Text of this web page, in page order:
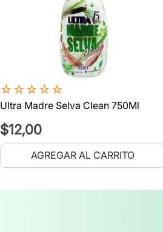
☆☆☆☆☆
Ultra Madre Selva Clean 750Ml
$12,00
AGREGAR AL CARRITO